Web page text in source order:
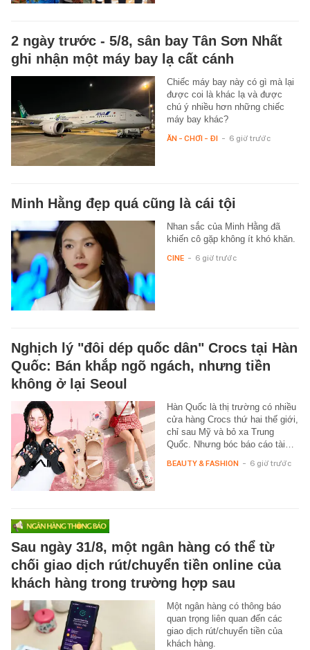
2 ngày trước - 5/8, sân bay Tân Sơn Nhất
ghi nhận một máy bay lạ cất cánh
Chiếc máy bay này có gì mà lại
được coi là khác lạ và được
chú ý nhiều hơn những chiếc
máy bay khác?
ĂN - CHƠI - ĐI - 6 giờ trước
Minh Hằng đẹp quá cũng là cái tội
Nhan sắc của Minh Hằng đã
khiến cô gặp không ít khó khăn.
CINE - 6 giờ trước
Nghịch lý "đôi dép quốc dân" Crocs tại Hàn
Quốc: Bán khắp ngõ ngách, nhưng tiền
không ở lại Seoul
Hàn Quốc là thị trường có nhiều
cửa hàng Crocs thứ hai thế giới,
chỉ sau Mỹ và bỏ xa Trung
Quốc. Nhưng bóc báo cáo tài…
BEAUTY & FASHION - 6 giờ trước
Sau ngày 31/8, một ngân hàng có thể từ
chối giao dịch rút/chuyển tiền online của
khách hàng trong trường hợp sau
Một ngân hàng có thông báo
quan trọng liên quan đến các
giao dịch rút/chuyển tiền của
khách hàng.